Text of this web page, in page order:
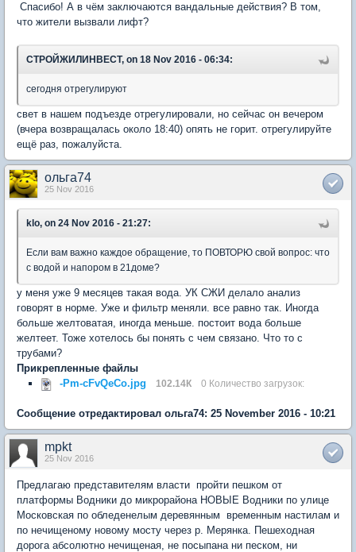
Спасибо! А в чём заключаются вандальные действия? В том,
что жители вызвали лифт?
СТРОЙЖИЛИНВЕСТ, on 18 Nov 2016 - 06:34:
сегодня отрегулируют
свет в нашем подъезде отрегулировали, но сейчас он вечером
(вчера возвращалась около 18:40) опять не горит. отрегулируйте
ещё раз, пожалуйста.
ольга74
25 Nov 2016
klo, on 24 Nov 2016 - 21:27:
Если вам важно каждое обращение, то ПОВТОРЮ свой вопрос: что
с водой и напором в 21доме?
у меня уже 9 месяцев такая вода. УК СЖИ делало анализ
говорят в норме. Уже и фильтр меняли. все равно так. Иногда
больше желтоватая, иногда меньше. постоит вода больше
желтеет. Тоже хотелось бы понять с чем связано. Что то с
трубами?
Прикрепленные файлы
-Pm-cFvQeCo.jpg
102.14К 0 Количество загрузок:
Сообщение отредактировал ольга74: 25 November 2016 - 10:21
mpkt
25 Nov 2016
Предлагаю представителям власти пройти пешком от
платформы Водники до микрорайона НОВЫЕ Водники по улице
Московская по обледенелым деревянным временным настилам и
по нечищеному новому мосту через р. Мерянка. Пешеходная
дорога абсолютно нечищеная, не посыпана ни песком, ни